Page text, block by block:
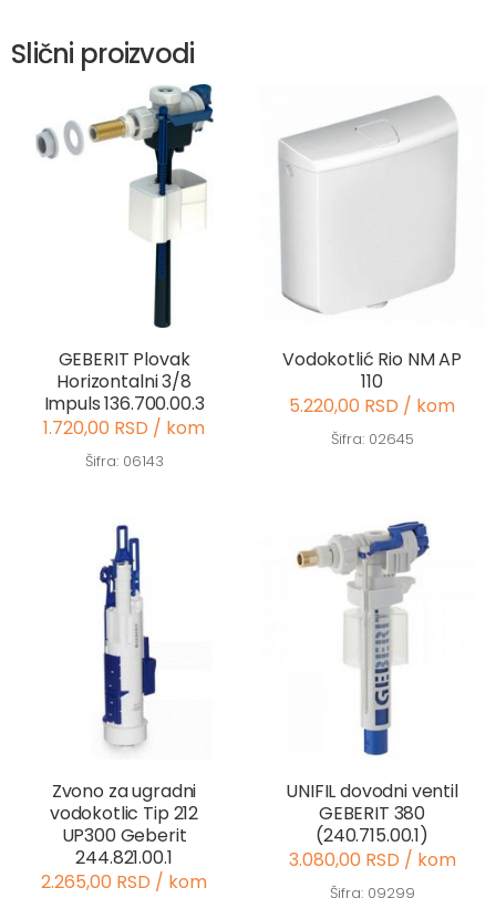
Slični proizvodi
GEBERIT Plovak
Horizontalni 3/8
Impuls 136.700.00.3
1.720,00 RSD / kom
Šifra: 06143
Vodokotlić Rio NM AP
110
5.220,00 RSD / kom
Šifra: 02645
Zvono za ugradni
vodokotlic Tip 212
UP300 Geberit
244.821.00.1
2.265,00 RSD / kom
UNIFIL dovodni ventil
GEBERIT 380
(240.715.00.1)
3.080,00 RSD / kom
Šifra: 09299